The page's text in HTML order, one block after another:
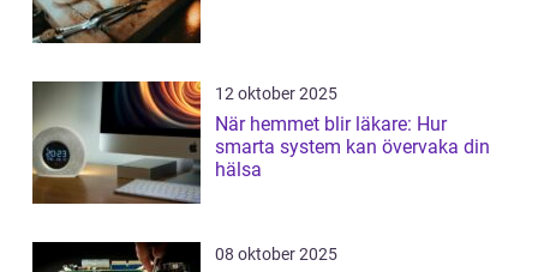
12 oktober 2025
När hemmet blir läkare: Hur
smarta system kan övervaka din
hälsa
08 oktober 2025